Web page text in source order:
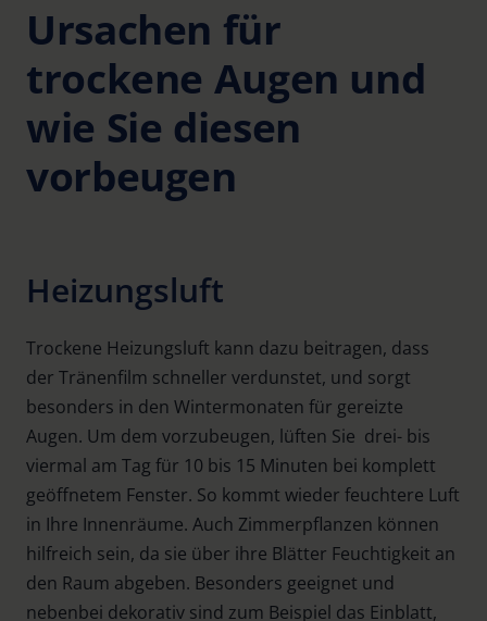
Ursachen für
trockene Augen und
wie Sie diesen
vorbeugen
Heizungsluft
Trockene Heizungsluft kann dazu beitragen, dass
der Tränenfilm schneller verdunstet, und sorgt
besonders in den Wintermonaten für gereizte
Augen. Um dem vorzubeugen, lüften Sie drei- bis
viermal am Tag für 10 bis 15 Minuten bei komplett
geöffnetem Fenster. So kommt wieder feuchtere Luft
in Ihre Innenräume. Auch Zimmerpflanzen können
hilfreich sein, da sie über ihre Blätter Feuchtigkeit an
den Raum abgeben. Besonders geeignet und
nebenbei dekorativ sind zum Beispiel das Einblatt,